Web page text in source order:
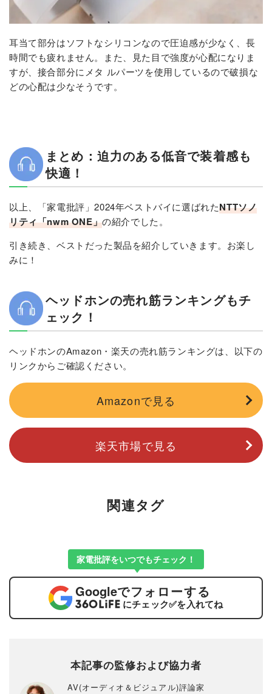
耳当て部分はソフトなシリコンなので圧迫感が少なく、長
時間でも疲れません。また、見た目で強度が心配になりま
すが、接合部分にメタ ルパーツを使用しているので破損な
どの心配は少なそうです。
まとめ：迫力のある低音で装着感も
快適！
以上、「家電批評」2024年ベストバイに選ばれたNTTソノ
リティ「nwm ONE」の紹介でした。
引き続き、ベストだった製品を紹介していきます。お楽し
みに！
ヘッドホンの売れ筋ランキングもチ
ェック！
ヘッドホンのAmazon・楽天の売れ筋ランキングは、以下の
リンクからご確認ください。
Amazonで見る
楽天市場で見る
関連タグ
家電批評をいつでもチェック！
Googleでフォローする
にチェック✅を入れてね
本記事の監修および協力者
AV(オーディオ＆ビジュアル)評論家